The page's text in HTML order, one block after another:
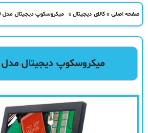
صفحه اصلی »کالای دیجیتال » میکروسکوپ دیجیتال مدل G1200
میکروسکوپ دیجیتال مدل G1200